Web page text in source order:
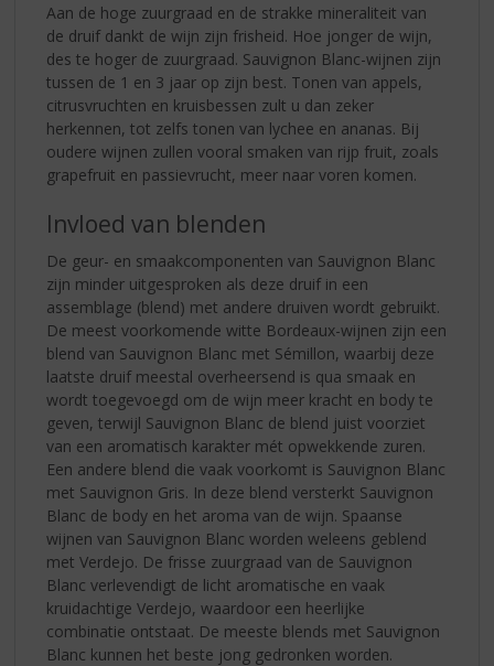
Aan de hoge zuurgraad en de strakke mineraliteit van
de druif dankt de wijn zijn frisheid. Hoe jonger de wijn,
des te hoger de zuurgraad. Sauvignon Blanc-wijnen zijn
tussen de 1 en 3 jaar op zijn best. Tonen van appels,
citrusvruchten en kruisbessen zult u dan zeker
herkennen, tot zelfs tonen van lychee en ananas. Bij
oudere wijnen zullen vooral smaken van rijp fruit, zoals
grapefruit en passievrucht, meer naar voren komen.
Invloed van blenden
De geur- en smaakcomponenten van Sauvignon Blanc
zijn minder uitgesproken als deze druif in een
assemblage (blend) met andere druiven wordt gebruikt.
De meest voorkomende witte Bordeaux-wijnen zijn een
blend van Sauvignon Blanc met Sémillon, waarbij deze
laatste druif meestal overheersend is qua smaak en
wordt toegevoegd om de wijn meer kracht en body te
geven, terwijl Sauvignon Blanc de blend juist voorziet
van een aromatisch karakter mét opwekkende zuren.
Een andere blend die vaak voorkomt is Sauvignon Blanc
met Sauvignon Gris. In deze blend versterkt Sauvignon
Blanc de body en het aroma van de wijn. Spaanse
wijnen van Sauvignon Blanc worden weleens geblend
met Verdejo. De frisse zuurgraad van de Sauvignon
Blanc verlevendigt de licht aromatische en vaak
kruidachtige Verdejo, waardoor een heerlijke
combinatie ontstaat. De meeste blends met Sauvignon
Blanc kunnen het beste jong gedronken worden.